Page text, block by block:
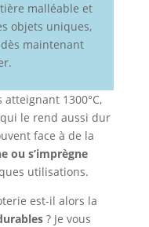
malléable et
objets uniques,
dès maintenant
1300°C,
le rend aussi dur
face à de la
ou s’imprègne
utilisations.
est-il alors la
? Je vous